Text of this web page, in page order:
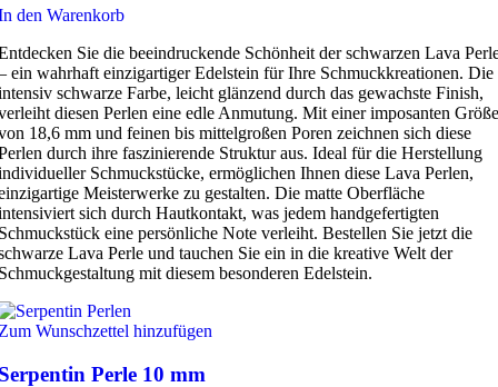
den Warenkorb
Sie die beeindruckende Schönheit der schwarzen Lava
ein wahrhaft einzigartiger Edelstein für Ihre Schmuckkreationen. Die
schwarze Farbe, leicht glänzend durch das gewachste Finish,
diesen Perlen eine edle Anmutung. Mit einer imposanten Größe
18,6 mm und feinen bis mittelgroßen Poren zeichnen sich diese
durch ihre faszinierende Struktur aus. Ideal für die Herstellung
Schmuckstücke, ermöglichen Ihnen diese Lava Perlen,
Meisterwerke zu gestalten. Die matte Oberfläche
sich durch Hautkontakt, was jedem handgefertigten
eine persönliche Note verleiht. Bestellen Sie jetzt die
Lava Perle und tauchen Sie ein in die kreative Welt der
mit diesem besonderen Edelstein.
Wunschzettel hinzufügen
Perle 10 mm